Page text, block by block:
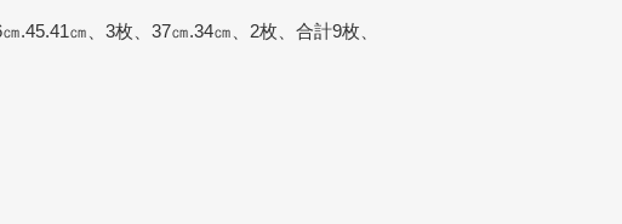
.45.41㎝、3枚、37㎝.34㎝、2枚、合計9枚、